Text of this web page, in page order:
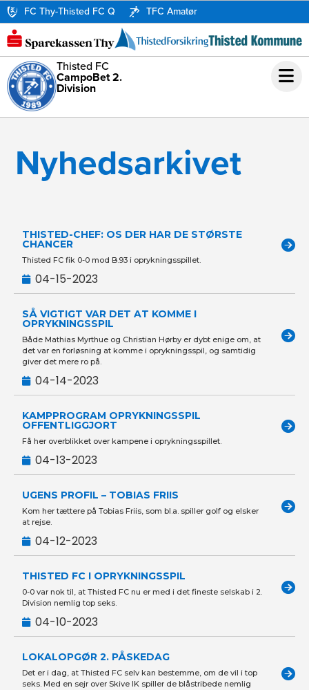
FC Thy-Thisted FC Q TFC Amatør
Thisted FC
CampoBet 2.
Division
Nyhedsarkivet
THISTED-CHEF: OS DER HAR DE STØRSTE
CHANCER
Thisted FC fik 0-0 mod B.93 i oprykningsspillet.
04-15-2023
SÅ VIGTIGT VAR DET AT KOMME I
OPRYKNINGSSPIL
Både Mathias Myrthue og Christian Hørby er dybt enige om, at
det var en forløsning at komme i oprykningsspil, og samtidig
giver det mere ro på.
04-14-2023
KAMPPROGRAM OPRYKNINGSSPIL
OFFENTLIGGJORT
Få her overblikket over kampene i oprykningsspillet.
04-13-2023
UGENS PROFIL – TOBIAS FRIIS
Kom her tættere på Tobias Friis, som bl.a. spiller golf og elsker
at rejse.
04-12-2023
THISTED FC I OPRYKNINGSSPIL
0-0 var nok til, at Thisted FC nu er med i det fineste selskab i 2.
Division nemlig top seks.
04-10-2023
LOKALOPGØR 2. PÅSKEDAG
Det er i dag, at Thisted FC selv kan bestemme, om de vil i top
seks. Med en sejr over Skive IK spiller de blåstribede nemlig